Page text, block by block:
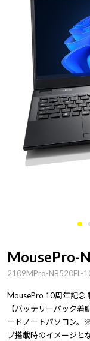
MousePro-
2109MPro-NB520FL-
MousePro 10周年記念
【バッテリーパック
ードノートパソコン。
ブ搭載時のイメージと